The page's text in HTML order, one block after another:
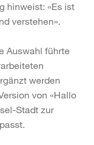
hinweist: «Es ist
verstehen».
Auswahl führte
werden
von «Hallo
Stadt zur